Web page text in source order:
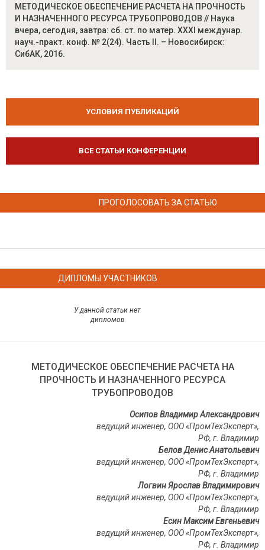
МЕТОДИЧЕСКОЕ ОБЕСПЕЧЕНИЕ РАСЧЕТА НА ПРОЧНОСТЬ
И НАЗНАЧЕННОГО РЕСУРСА ТРУБОПРОВОДОВ // Наука
вчера, сегодня, завтра: сб. ст. по матер. XXXI междунар.
науч.-практ. конф. № 2(24). Часть II. – Новосибирск:
СибАК, 2016.
УСЛОВИЯ ПУБЛИКАЦИЙ
ВСЕ СТАТЬИ КОНФЕРЕНЦИИ
ПРОГОЛОСОВАТЬ ЗА СТАТЬЮ
ДИПЛОМЫ УЧАСТНИКОВ
У данной статьи нет
дипломов
МЕТОДИЧЕСКОЕ ОБЕСПЕЧЕНИЕ РАСЧЕТА НА
ПРОЧНОСТЬ И НАЗНАЧЕННОГО РЕСУРСА
ТРУБОПРОВОДОВ
Осипов Владимир Александрович
ведущий инженер, ООО «ПромТехЭксперт»,
РФ, г. Владимир
Белов Денис Анатольевич
ведущий инженер, ООО «ПромТехЭксперт»,
РФ, г. Владимир
Логвин Ярослав Владимирович
ведущий инженер, ООО «ПромТехЭксперт»,
РФ, г. Владимир
Есин Максим Евгеньевич
ведущий инженер, ООО «ПромТехЭксперт»,
РФ, г. Владимир